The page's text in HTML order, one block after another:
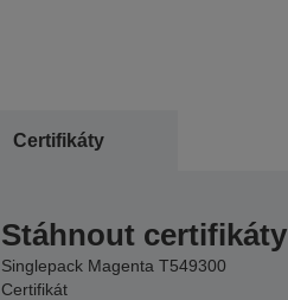
Certifikáty
Stáhnout certifikáty
Singlepack Magenta T549300
Certifikát